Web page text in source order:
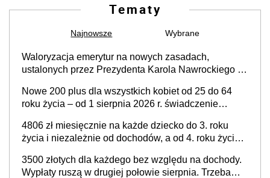
Tematy
Najnowsze Wybrane
Waloryzacja emerytur na nowych zasadach,
ustalonych przez Prezydenta Karola Nawrockiego –
podwyżka świadczeń?
Nowe 200 plus dla wszystkich kobiet od 25 do 64
roku życia – od 1 sierpnia 2026 r. świadczenie
4806 zł miesięcznie na każde dziecko do 3. roku
życia i niezależnie od dochodów, a od 4. roku życia
spadku liczby urodzeń w Polsce
3500 złotych dla każdego bez względu na dochody.
Wypłaty ruszą w drugiej połowie sierpnia. Trzeba